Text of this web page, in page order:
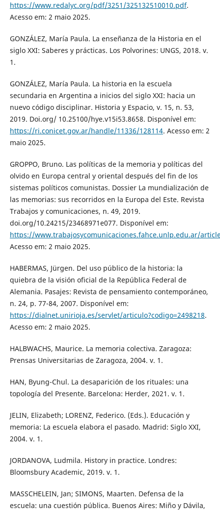
https://www.redalyc.org/pdf/3251/325132510010.pdf.
Acesso em: 2 maio 2025.
GONZÁLEZ, María Paula. La enseñanza de la Historia en el
siglo XXI: Saberes y prácticas. Los Polvorines: UNGS, 2018. v.
1.
GONZÁLEZ, María Paula. La historia en la escuela
secundaria en Argentina a inicios del siglo XXI: hacia un
nuevo código disciplinar. Historia y Espacio, v. 15, n. 53,
2019. Doi.org/ 10.25100/hye.v15i53.8658. Disponível em:
https://ri.conicet.gov.ar/handle/11336/128114. Acesso em: 2
maio 2025.
GROPPO, Bruno. Las políticas de la memoria y políticas del
olvido en Europa central y oriental después del fin de los
sistemas políticos comunistas. Dossier La mundialización de
las memorias: sus recorridos en la Europa del Este. Revista
Trabajos y comunicaciones, n. 49, 2019.
doi.org/10.24215/23468971e077. Disponível em:
https://www.trabajosycomunicaciones.fahce.unlp.edu.ar/
Acesso em: 2 maio 2025.
HABERMAS, Jürgen. Del uso público de la historia: la
quiebra de la visión oficial de la República Federal de
Alemania. Pasajes: Revista de pensamiento contemporáneo,
n. 24, p. 77-84, 2007. Disponível em:
https://dialnet.unirioja.es/servlet/articulo?codigo=2498218.
Acesso em: 2 maio 2025.
HALBWACHS, Maurice. La memoria colectiva. Zaragoza:
Prensas Universitarias de Zaragoza, 2004. v. 1.
HAN, Byung-Chul. La desaparición de los rituales: una
topología del Presente. Barcelona: Herder, 2021. v. 1.
JELIN, Elizabeth; LORENZ, Federico. (Eds.). Educación y
memoria: La escuela elabora el pasado. Madrid: Siglo XXI,
2004. v. 1.
JORDANOVA, Ludmila. History in practice. Londres:
Bloomsbury Academic, 2019. v. 1.
MASSCHELEIN, Jan; SIMONS, Maarten. Defensa de la
escuela: una cuestión pública. Buenos Aires: Miño y Dávila,